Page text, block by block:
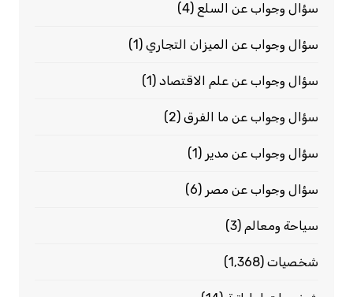
سؤال وجواب عن السلع (4)
سؤال وجواب عن الميزان التجاري(1)
سؤال وجواب عن علم الاقتصاد(1)
سؤال وجواب عن ما الفرق(2)
سؤال وجواب عن مدير (1)
سؤال وجواب عن مصر (6)
سياحة ومعالم (3)
شخصيات(1٬368)